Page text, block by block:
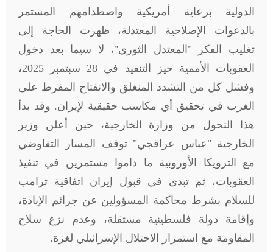
الدولية برعاية أمريكية واصطدامهم المستمر
بالدعوات الإصلاحية المعتدلة، ظهرت الحاجة إلى
تغليب الفكر "المعتدل الثوري"، لا سيما بعد دخول
العقوبات الأممية حيز التنفيذ في 28 سبتمبر 2025،
وفشل كل من التشدد المنغلق والانفتاح المفرط على
الغرب في تحقيق أي مكاسب حقيقية لإيران. وقد بدأ
هذا التحول من وزارة الخارجية، حين أعلن وزير
الخارجية "عباس عراقجي" توقف المسار التفاوضي
مع الترويكا الأوروبية ما داموا مستمرين في تنفيذ
العقوبات، ثم تبدى في قبول إيران اتفاقية ترامب
للسلام بشرط محاكمة المسؤولين عن جرائم الإبادة،
وإقامة دولة فلسطينية مستقلة، وعدم نزع سلاح
المقاومة مع استمرار الاحتلال الإسرائيلي لغزة.